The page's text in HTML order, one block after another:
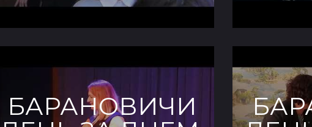
БАРАНОВИЧИ